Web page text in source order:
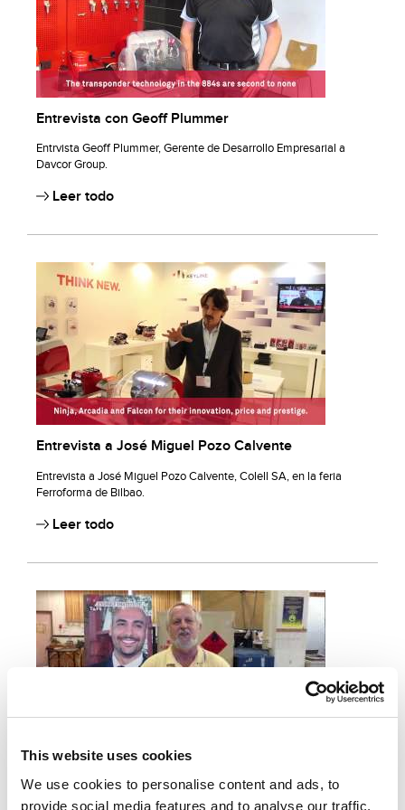
This website uses cookies
We use cookies to personalise content and ads, to
provide social media features and to analyse our traffic.
Entrevista con Geoff Plummer
Entrvista Geoff Plummer, Gerente de Desarrollo Empresarial a
Davcor Group.
Leer todo
Entrevista a José Miguel Pozo Calvente
Entrevista a José Miguel Pozo Calvente, Colell SA, en la feria
Ferroforma de Bilbao.
Leer todo
Entravista a Mark Nixon director en TAFE Institute Sydney.